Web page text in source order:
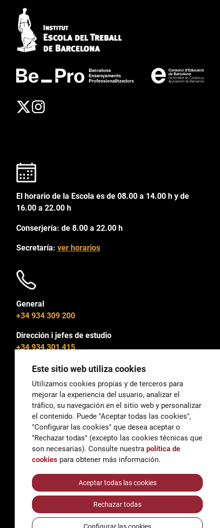
El horario de la Escola es de 08.00 a 14.00 h y de
16.00 a 22.00 h
Conserjería: de 8.00 a 22.00 h
Secretaría: ver horarios
General
+34 934 309 200
Dirección i jefes de estudio
+34 934 301 415
General
correu@escoladeltreball.org
Información
informacio@escoladeltreball.org
Trámites de secretaría
AccessibilidadAviso legal y Política de Privacidad
Este sitio web utiliza cookies
Utilizamos cookies propias y de terceros para
mejorar la experiencia del usuario, analizar el
tráfico, su navegación en el sitio web y personalizar
el contenido. Puede "Aceptar todas las cookies",
"Configurar las cookies" que desea aceptar o
"Rechazar todas" (excepto las cookies técnicas que
son necesarias). Consulte nuestra política de
cookies para obtener más información.
Aceptar todas las cookies
Rechazar todas